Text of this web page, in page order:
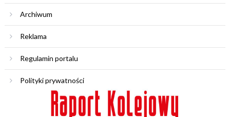
Archiwum
Reklama
Regulamin portalu
Polityki prywatności